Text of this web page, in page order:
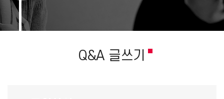
Q&A 글쓰기